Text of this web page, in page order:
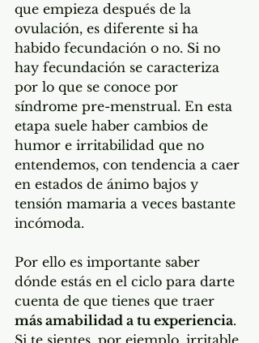
que empieza después de la
ovulación, es diferente si ha
habido fecundación o no. Si no
hay fecundación se caracteriza
por lo que se conoce por
síndrome pre-menstrual. En esta
etapa suele haber cambios de
humor e irritabilidad que no
entendemos, con tendencia a caer
en estados de ánimo bajos y
tensión mamaria a veces bastante
incómoda.
Por ello es importante saber
dónde estás en el ciclo para darte
cuenta de que tienes que traer
más amabilidad a tu experiencia.
Si te sientes, por ejemplo, irritable